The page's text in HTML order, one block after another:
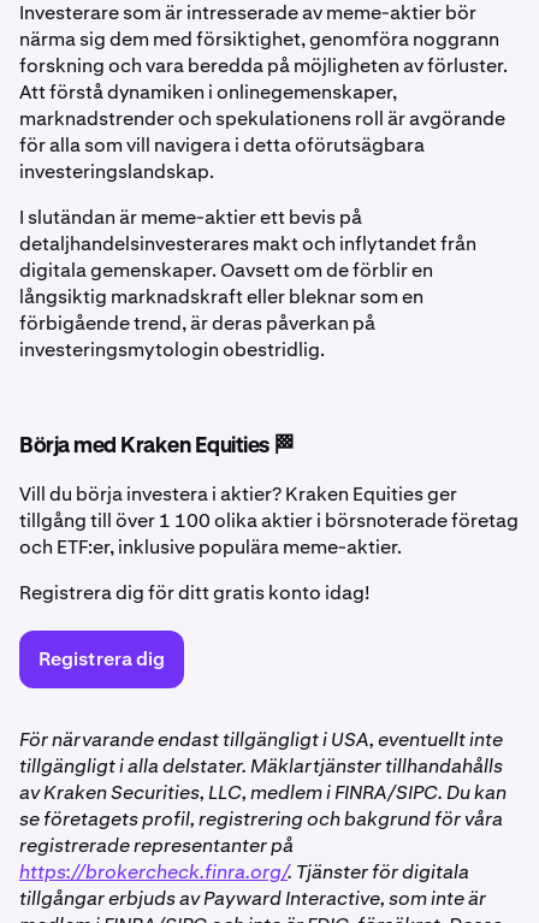
Investerare som är intresserade av meme-aktier bör
närma sig dem med försiktighet, genomföra noggrann
forskning och vara beredda på möjligheten av förluster.
Att förstå dynamiken i onlinegemenskaper,
marknadstrender och spekulationens roll är avgörande
för alla som vill navigera i detta oförutsägbara
investeringslandskap.
I slutändan är meme-aktier ett bevis på
detaljhandelsinvesterares makt och inflytandet från
digitala gemenskaper. Oavsett om de förblir en
långsiktig marknadskraft eller bleknar som en
förbigående trend, är deras påverkan på
investeringsmytologin obestridlig.
Börja med Kraken Equities 🏁
Vill du börja investera i aktier? Kraken Equities ger
tillgång till över 1 100 olika aktier i börsnoterade företag
och ETF:er, inklusive populära meme-aktier.
Registrera dig för ditt gratis konto idag!
Registrera dig
För närvarande endast tillgängligt i USA, eventuellt inte
tillgängligt i alla delstater. Mäklartjänster tillhandahålls
av Kraken Securities, LLC, medlem i FINRA/SIPC. Du kan
se företagets profil, registrering och bakgrund för våra
registrerade representanter på
https://brokercheck.finra.org/. Tjänster för digitala
tillgångar erbjuds av Payward Interactive, som inte är